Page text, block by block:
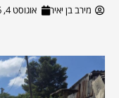
מירב בן יאיר אוגוסט 4, 2026